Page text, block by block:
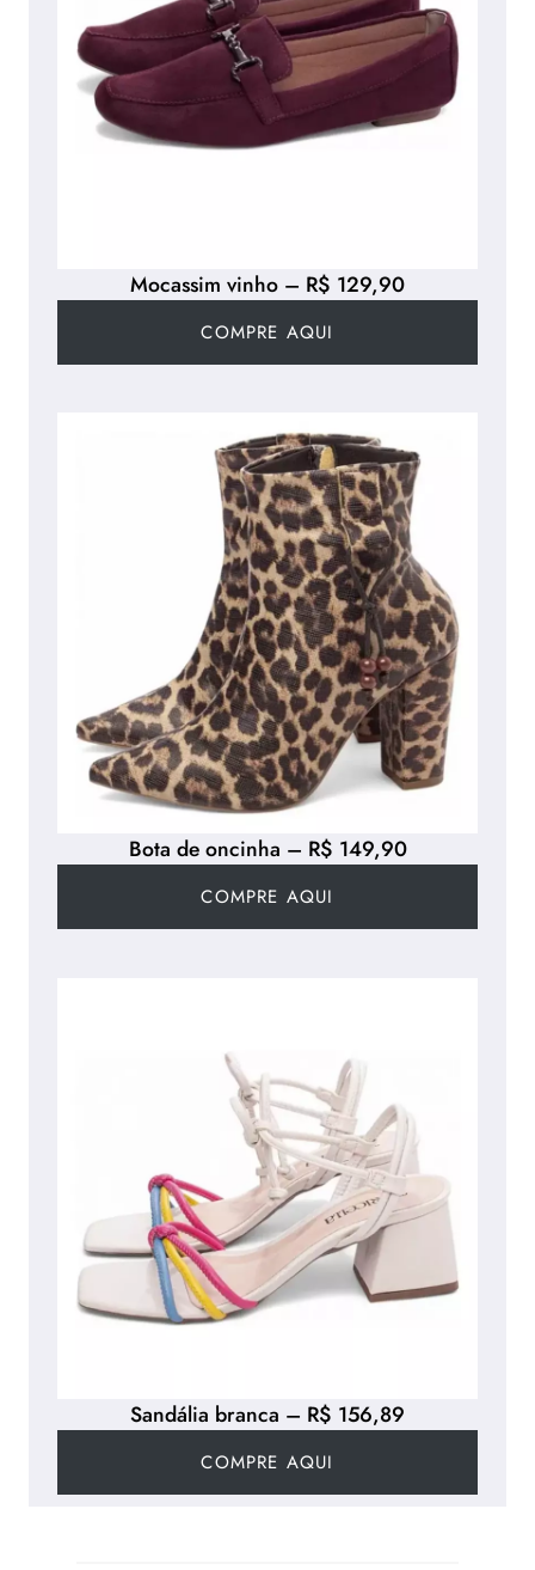
Sandália branca – R$ 156,89
COMPRE AQUI
Mocassim vinho – R$ 129,90
COMPRE AQUI
Bota de oncinha – R$ 149,90
COMPRE AQUI